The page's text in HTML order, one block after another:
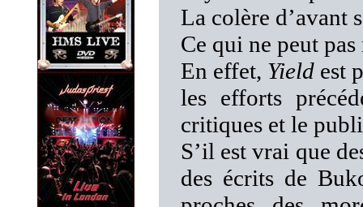
La colère d’avant
Ce qui ne peut
En effet, Yieldest
les efforts
critiques et le
S’il est vrai que
des écrits de